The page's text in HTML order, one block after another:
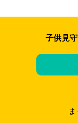
子供見